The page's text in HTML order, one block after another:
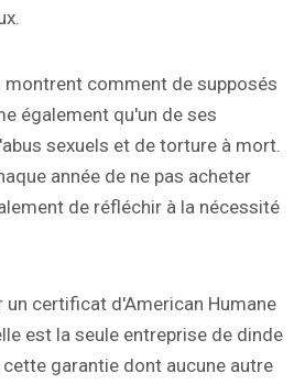
comment de supposés
également qu'un de ses
sexuels et de torture à mort.
année de ne pas acheter
de réfléchir à la nécessité
certificat d'American Humane
est la seule entreprise de dinde
garantie dont aucune autre